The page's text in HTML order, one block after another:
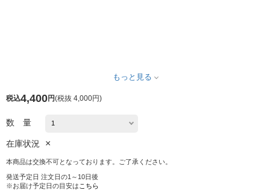
もっと見る
税込4,400円(税抜 4,000円)
数 量
在庫状況 ×
本商品は交換不可となっております。ご了承ください。
発送予定日 注文日の1～10日後
※お届け予定日の目安は こちら